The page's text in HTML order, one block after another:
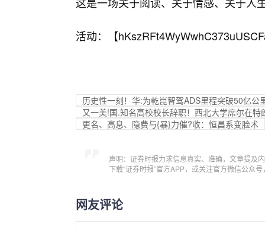
活动：【
历史性一刻！华:为乾崑智驾ADS里程突破50亿公
又一美!国.知名高校校长辞职！西北大学席尔在特
更名、高息、隐费与{暴}力催?收：恒昌系变脸术
声明：证券时报力求信息真实、准确，文章提及
下载“证券时报”官方APP，或关注官方微信公众
网友评论